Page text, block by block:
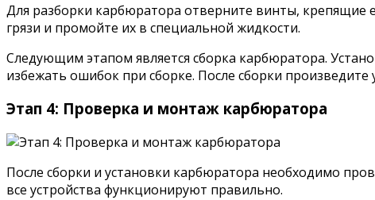
Для разборки карбюратора отверните винты, крепящие
грязи и промойте их в специальной жидкости.
Следующим этапом является сборка карбюратора.
избежать ошибок при сборке. После сборки
Этап 4: Проверка и монтаж карбюратора
После сборки и установки карбюратора необходимо
все устройства функционируют правильно.